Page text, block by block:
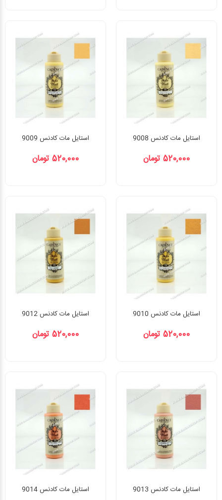
استایل مات کادنس 9008
520,000 تومان
استایل مات کادنس 9009
520,000 تومان
استایل مات کادنس 9010
520,000 تومان
استایل مات کادنس 9012
520,000 تومان
استایل مات کادنس 9013 استایل مات کادنس 9014